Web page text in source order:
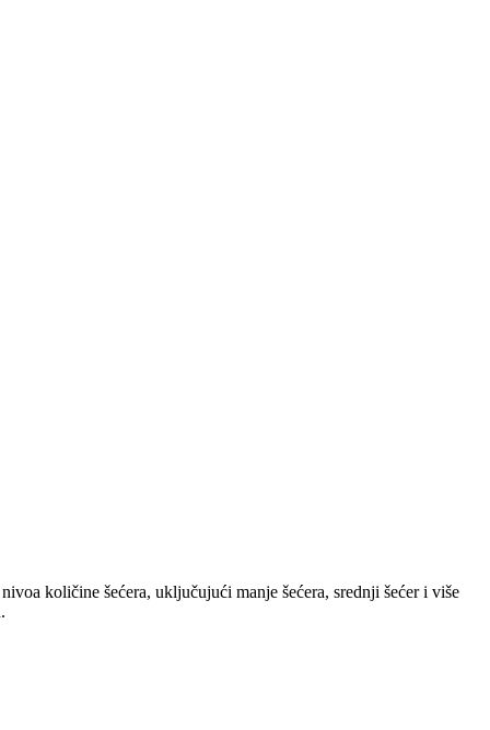
količine šećera, uključujući manje šećera, srednji šećer i više